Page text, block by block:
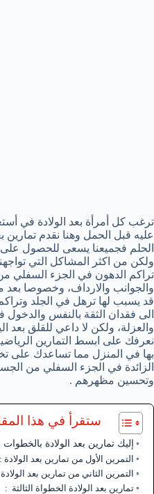
ترغب كل أمرأة بعد الولادة في
عليه قبل الحمل وهنا نقدم تمارين
الحلم فجميعنا يسعى للحصول
ولكن من اكثر المشاكل التي
تراكم الدهون في الجزء السفلي
والجوانب والارداف، وخصوصا بعد
قد يسبب لها ترهل في الجلد
الى فقدان الثقة بالنفس والدخول
والعزلة، ولكن لا داعي للقلق بعد
نعرفك على ابسط التمارين
بها في المنزل مما تساعدك على
الزائدة في الجزء السفلي من
وتحسين مظهرهم .
ستقرأ في هذا
إليك تمارين بعد الولادة بالخطوات
التمرين الأول من تمارين بعد الولادة :
التمرين الثاني من تمارين بعد
تمارين بعد الولادة الخطواة الثالثة :